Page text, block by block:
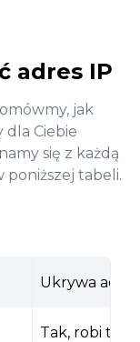
adres IP
jak
dla Ciebie
się z każdą
poniższej tabeli.
Ukrywa
Tak, robi to